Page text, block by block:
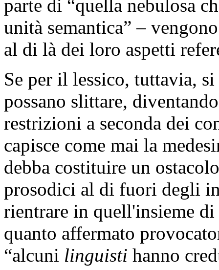
parte di “quella nebulosa
unità semantica” –
al di là dei loro aspetti
Se per il lessico, tuttavia,
possano slittare,
restrizioni a seconda dei
capisce come mai la
debba costituire un
prosodici al di fuori degli
rientrare in quell'insieme di
quanto affermato
“alcuni linguisti hanno